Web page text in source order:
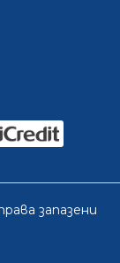
запазени